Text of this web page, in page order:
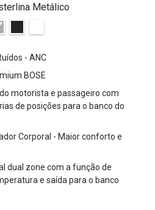
Metálico
- ANC
BOSE
motorista e passageiro com
de posições para o banco do
Corporal - Maior conforto e
dual zone com a função de
e saída para o banco